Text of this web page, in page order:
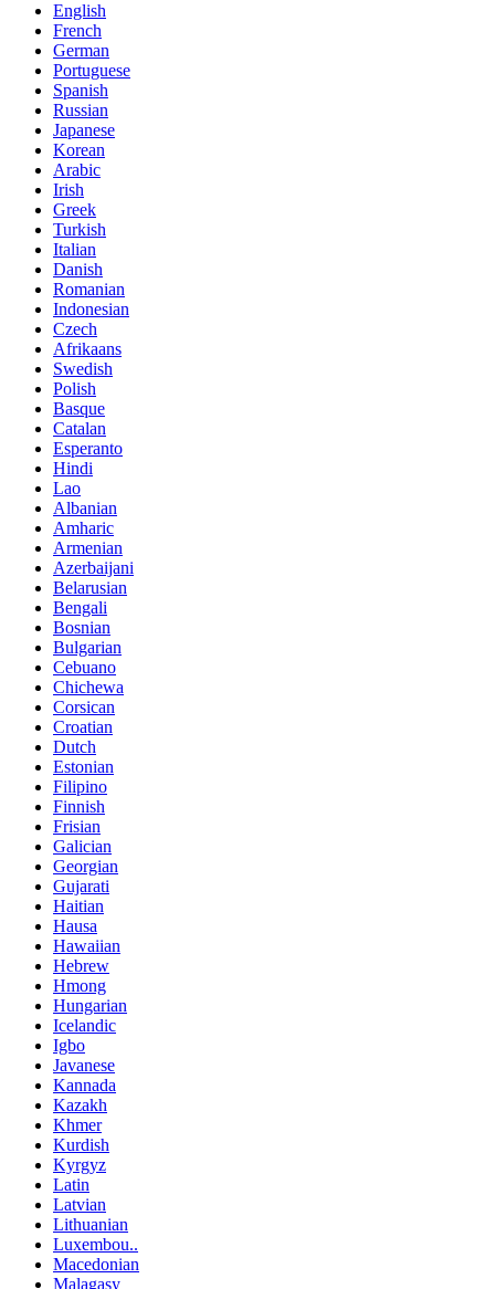
English
French
German
Portuguese
Spanish
Russian
Japanese
Korean
Arabic
Irish
Greek
Turkish
Italian
Danish
Romanian
Indonesian
Czech
Afrikaans
Swedish
Polish
Basque
Catalan
Esperanto
Hindi
Lao
Albanian
Amharic
Armenian
Azerbaijani
Belarusian
Bengali
Bosnian
Bulgarian
Cebuano
Chichewa
Corsican
Croatian
Dutch
Estonian
Filipino
Finnish
Frisian
Galician
Georgian
Gujarati
Haitian
Hausa
Hawaiian
Hebrew
Hmong
Hungarian
Icelandic
Igbo
Javanese
Kannada
Kazakh
Khmer
Kurdish
Kyrgyz
Latin
Latvian
Lithuanian
Luxembou..
Macedonian
Malagasy